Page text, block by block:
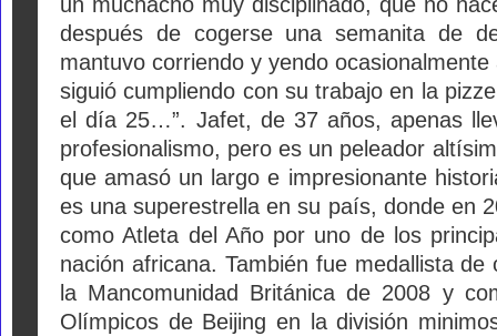
después de cogerse una semanita de
mantuvo corriendo y yendo
siguió cumpliendo con su trabajo en la
el día 25…”. Jafet, de 37 años, apenas
profesionalismo, pero es un peleador
que amasó un largo e impresionante
es una superestrella en su país, donde en
como Atleta del Año por uno de los
nación africana. También fue medallista
la Mancomunidad Británica de 2008 y
Olímpicos de Beijing en la división